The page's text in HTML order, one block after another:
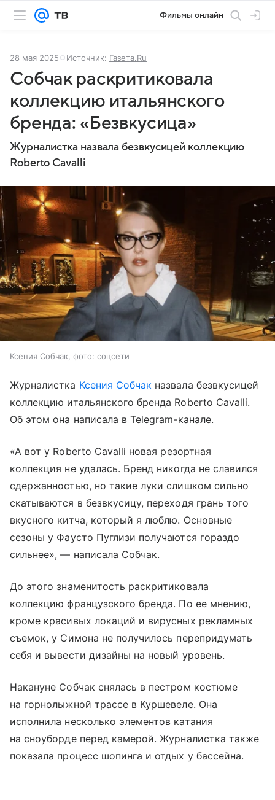
Фильмы онлайн
28 мая 2025 Источник: Газета.Ru
Собчак раскритиковала
коллекцию итальянского
бренда: «Безвкусица»
Журналистка назвала безвкусицей коллекцию
Roberto Cavalli
Ксения Собчак, фото: соцсети
Журналистка Ксения Собчак назвала безвкусицей
коллекцию итальянского бренда Roberto Cavalli.
Об этом она написала в Telegram-канале.
«А вот у Roberto Cavalli новая резортная
коллекция не удалась. Бренд никогда не славился
сдержанностью, но такие луки слишком сильно
скатываются в безвкусицу, переходя грань того
вкусного китча, который я люблю. Основные
сезоны у Фаусто Пуглизи получаются гораздо
сильнее», — написала Собчак.
До этого знаменитость раскритиковала
коллекцию французского бренда. По ее мнению,
кроме красивых локаций и вирусных рекламных
съемок, у Симона не получилось перепридумать
себя и вывести дизайны на новый уровень.
Накануне Собчак снялась в пестром костюме
на горнолыжной трассе в Куршевеле. Она
исполнила несколько элементов катания
на сноуборде перед камерой. Журналистка также
показала процесс шопинга и отдых у бассейна.